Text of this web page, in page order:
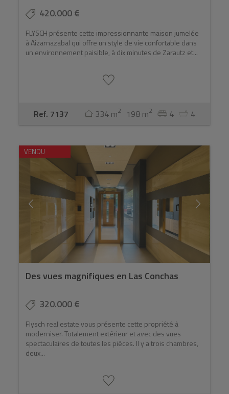
420.000 €
FLYSCH présente cette impressionnante maison jumelée
à Aizarnazabal qui offre un style de vie confortable dans
un environnement paisible, à dix minutes de Zarautz et...
Ref. 7137 334 m2 198 m2 4 4
VENDU
Des vues magnifiques en Las Conchas
320.000 €
Flysch real estate vous présente cette propriété à
moderniser. Totalement extérieur et avec des vues
spectaculaires de toutes les pièces. Il y a trois chambres,
deux...